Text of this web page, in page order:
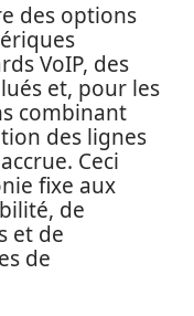
des options
VoIP, des
et, pour les
combinant
des lignes
Ceci
fixe aux
de
et de
de